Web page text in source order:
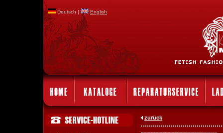
Deutsch | English
zurück